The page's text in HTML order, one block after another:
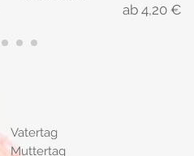
ab 4,20 €
Vatertag
Muttertag